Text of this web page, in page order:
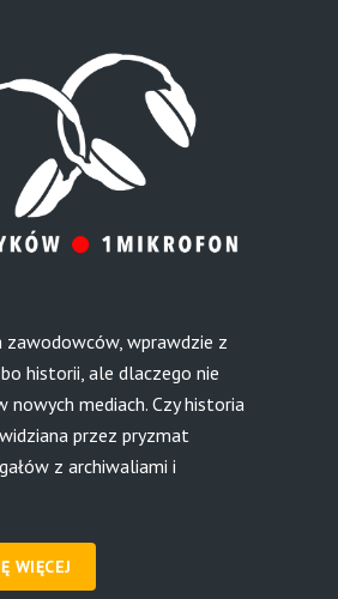
zawodowców, wprawdzie z
historii, ale dlaczego nie
nowych mediach. Czy historia
przez pryzmat
z archiwaliami i
WIĘCEJ